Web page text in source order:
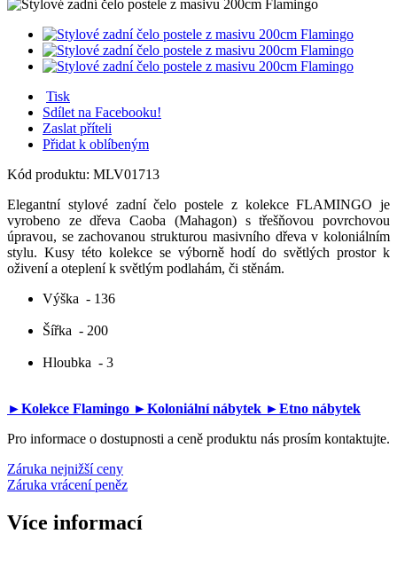
Tisk
Sdílet na Facebooku!
Zaslat příteli
Přidat k oblíbeným
Kód produktu: MLV01713
Elegantní stylové zadní čelo postele z kolekce FLAMINGO je
vyrobeno ze dřeva Caoba (Mahagon) s třešňovou povrchovou
úpravou, se zachovanou strukturou masivního dřeva v koloniálním
stylu. Kusy této kolekce se výborně hodí do světlých prostor k
oživení a oteplení k světlým podlahám, či stěnám.
Výška - 136
Šířka - 200
Hloubka - 3
►Kolekce Flamingo ►Koloniální nábytek ►Etno nábytek
Pro informace o dostupnosti a ceně produktu nás prosím kontaktujte.
Záruka nejnižší ceny
Záruka vrácení peněz
Více informací